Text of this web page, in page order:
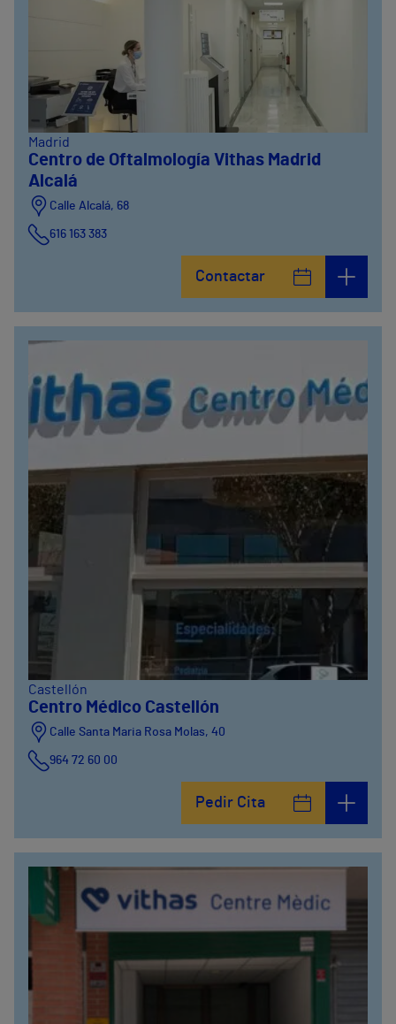
Madrid
Centro de Oftalmología Vithas Madrid
Alcalá
Calle Alcalá, 68
616 163 383
Contactar
Castellón
Centro Médico Castellón
Calle Santa Maria Rosa Molas, 40
964 72 60 00
Pedir Cita